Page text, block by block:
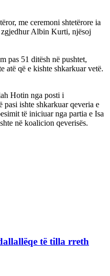
me ceremoni shtetërore ia
Albin Kurti, njësoj
pas 51 ditësh në pushtet,
atë që e kishte shkarkuar vetë.
Hotin nga posti i
pasi ishte shkarkuar qeveria e
të iniciuar nga partia e Isa
në koalicion qeverisës.
të tilla rreth